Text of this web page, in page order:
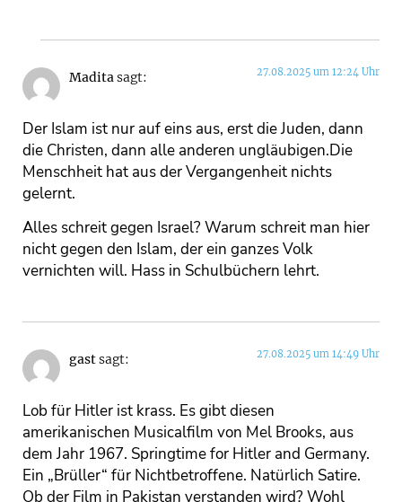
Maditasagt: 27.08.2025 um 12:24 Uhr
Der Islam ist nur auf eins aus, erst die Juden, dann
die Christen, dann alle anderen ungläubigen.Die
Menschheit hat aus der Vergangenheit nichts
gelernt.
Alles schreit gegen Israel? Warum schreit man hier
nicht gegen den Islam, der ein ganzes Volk
vernichten will. Hass in Schulbüchern lehrt.
gastsagt: 27.08.2025 um 14:49 Uhr
Lob für Hitler ist krass. Es gibt diesen
amerikanischen Musicalfilm von Mel Brooks, aus
dem Jahr 1967. Springtime for Hitler and Germany.
Ein „Brüller“ für Nichtbetroffene. Natürlich Satire.
Ob der Film in Pakistan verstanden wird? Wohl